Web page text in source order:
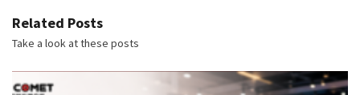
Related Posts
Take a look at these posts